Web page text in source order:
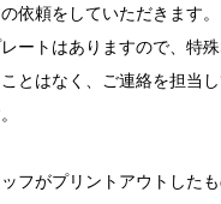
依頼をしていただきます。
ートはありますので、特
とはなく、ご連絡を担当し
フがプリントアウトした